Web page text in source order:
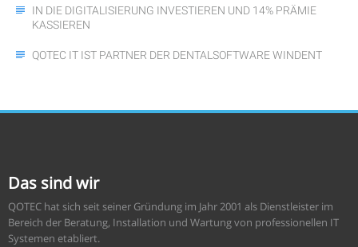
IN DIE DIGITALISIERUNG INVESTIEREN UND 14% PRÄMIE
KASSIEREN
QOTEC IT IST PARTNER DER DENTALSOFTWARE WINDENT
Das sind wir
QOTEC hat sich seit seiner Gründung im Jahr 2001 als Dienstleister im
Bereich der Beratung, Installation und Wartung von professionellen IT
Systemen etabliert.